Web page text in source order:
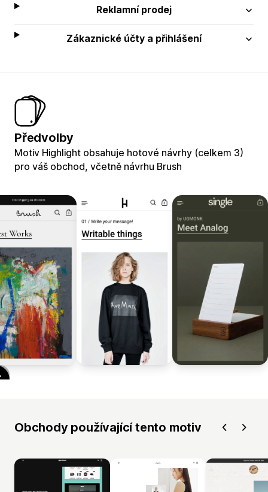
Reklamní prodej
Zákaznické účty a přihlášení
Předvolby
Motiv Highlight obsahuje hotové návrhy (celkem 3)
pro váš obchod, včetně návrhu Brush
Obchody používající tento motiv